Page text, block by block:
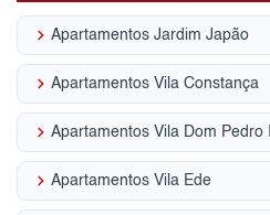
keyboard_arrow_right Apartamentos Jardim Japão
keyboard_arrow_right Apartamentos Vila Constança
keyboard_arrow_right Apartamentos Vila Dom Pedro II
keyboard_arrow_right Apartamentos Vila Ede